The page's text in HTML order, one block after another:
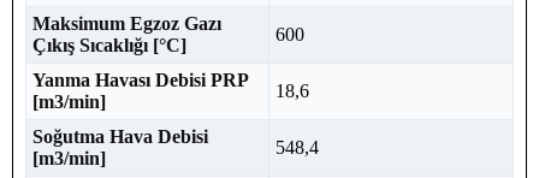
Maksimum Egzoz Gazı
Çıkış Sıcaklığı [°C]
600
Yanma Havası Debisi PRP
[m3/min]
18,6
Soğutma Hava Debisi
[m3/min]
548,4